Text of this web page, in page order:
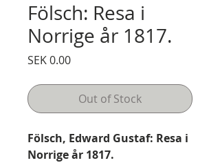
Fölsch: Resa i
Norrige år 1817.
SEK 0.00Price
Out of Stock
Fölsch, Edward Gustaf: Resa i
Norrige år 1817.